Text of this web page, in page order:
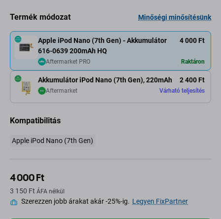
Termék módozat Minőségi minősítésünk
Akkumulátor iPod Nano (7th Gen), 220mAh 2 400 Ft
Aftermarket Várható teljesítés
Apple iPod Nano (7th Gen) - Akkumulátor
616-0639 200mAh HQ
4 000 Ft
Aftermarket PRO Raktáron
Kompatibilitás
Apple iPod Nano (7th Gen)
4 000 Ft
3 150 Ft ÁFA nélkül
Szerezzen jobb árakat akár -25%-ig. Legyen FixPartner